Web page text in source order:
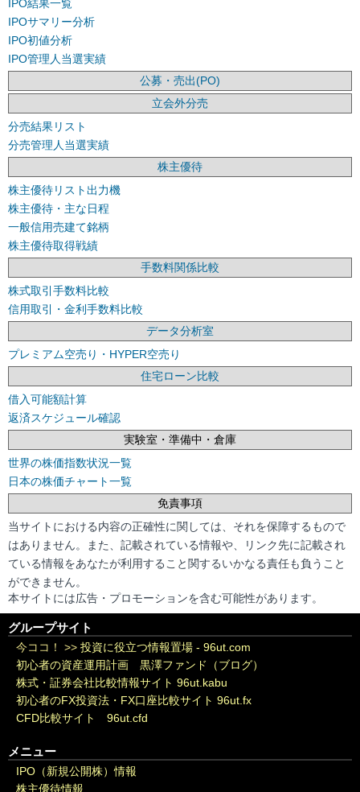
IPO結果一覧
IPOサマリー分析
IPO初値分析
IPO管理人当選実績
公募・売出(PO)
立会外分売
分売結果リスト
分売管理人当選実績
株主優待
株主優待リスト出力機
株主優待・主な日程
一般信用売建て銘柄
株主優待取得戦績
手数料関係比較
株式取引手数料比較
信用取引・金利手数料比較
データ分析室
プレミアム空売り・HYPER空売り
住宅ローン比較
借入可能額計算
返済スケジュール確認
実験室・準備中・倉庫
世界の株価指数状況一覧
日本の株価チャート一覧
免責事項
当サイトにおける内容の正確性に関しては、それを保障するもので
はありません。また、記載されている情報や、リンク先に記載され
ている情報をあなたが利用すること関するいかなる責任も負うこと
ができません。
本サイトには広告・プロモーションを含む可能性があります。
グループサイト
今ココ！ >> 投資に役立つ情報置場 - 96ut.com
初心者の資産運用計画 黒澤ファンド（ブログ）
株式・証券会社比較情報サイト 96ut.kabu
初心者のFX投資法・FX口座比較サイト 96ut.fx
CFD比較サイト 96ut.cfd
メニュー
IPO（新規公開株）情報
株主優待情報